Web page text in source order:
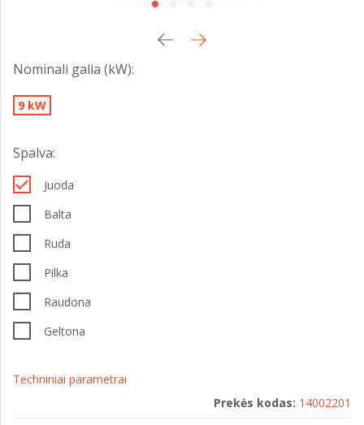
Nominali galia (kW):
9 kW
Spalva:
Juoda
Balta
Ruda
Pilka
Raudona
Geltona
Techniniai parametrai
Prekės kodas: 14002201